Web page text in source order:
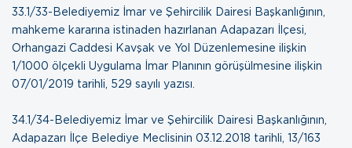
33.1/33-Belediyemiz İmar ve Şehircilik Dairesi Başkanlığının,
mahkeme kararına istinaden hazırlanan Adapazarı İlçesi,
Orhangazi Caddesi Kavşak ve Yol Düzenlemesine ilişkin
1/1000 ölçekli Uygulama İmar Planının görüşülmesine ilişkin
07/01/2019 tarihli, 529 sayılı yazısı
34.1/34-Belediyemiz İmar ve Şehircilik Dairesi Başkanlığının,
Adapazarı İlçe Belediye Meclisinin 03.12.2018 tarihli, 13/163